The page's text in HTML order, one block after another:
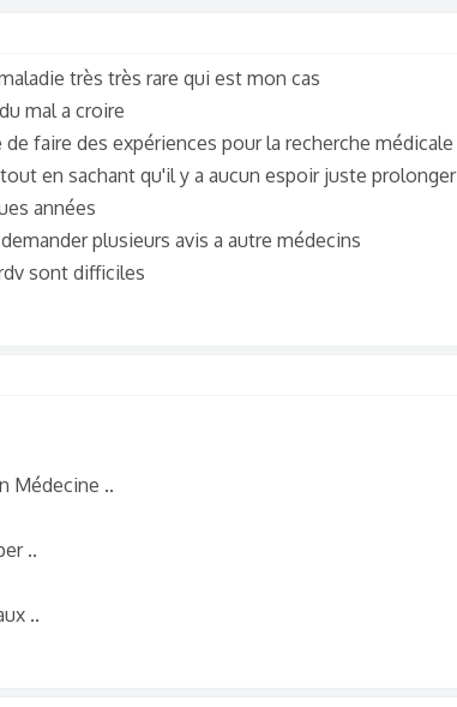
très très rare qui est mon cas
mal a croire
faire des expériences pour la recherche médicale
en sachant qu'il y a aucun espoir juste prolonger
années
plusieurs avis a autre médecins
sont difficiles
Médecine ..
..
..